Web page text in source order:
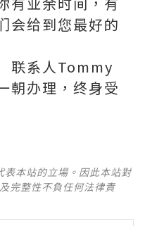
会给到您最好的
联系人Tommy
朝办理，终身受
本站的立場。因此本站對
完整性不負任何法律責